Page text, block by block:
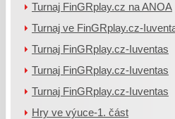
Turnaj FinGRplay.cz na ANOA
Turnaj ve FinGRplay.cz-
Turnaj FinGRplay.cz-Iuventas
Turnaj FinGRplay.cz-Iuventas
Turnaj FinGRplay.cz-Iuventas
Hry ve výuce-1. část